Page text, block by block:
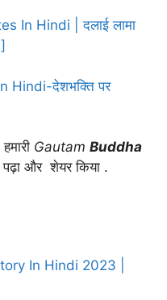
In Hindi | दलाई लामा
Hindi-देशभक्ति पर
Gautam Buddha
पढ़ा और शेयर किया .
In Hindi 2023 |